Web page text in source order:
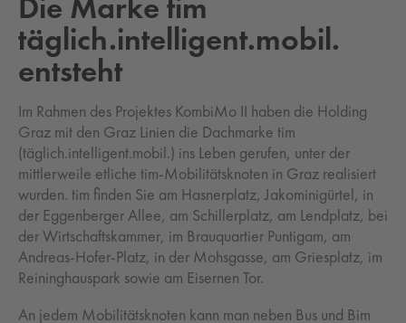
täglich.intelligent.mobil.
entsteht
Im Rahmen des Projektes KombiMo II haben die Holding
Graz mit den Graz Linien die Dachmarke tim
(täglich.intelligent.mobil.) ins Leben gerufen, unter der
mittlerweile etliche tim-Mobilitätsknoten in Graz realisiert
wurden. tim finden Sie am Hasnerplatz, Jakominigürtel, in
der Eggenberger Allee, am Schillerplatz, am Lendplatz, bei
der Wirtschaftskammer, im Brauquartier Puntigam, am
Andreas-Hofer-Platz, in der Mohsgasse, am Griesplatz, im
Reininghauspark sowie am Eisernen Tor.
An jedem Mobilitätsknoten kann man neben Bus und Bim